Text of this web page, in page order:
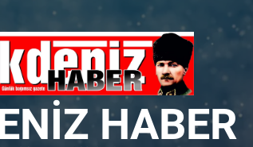
HABER